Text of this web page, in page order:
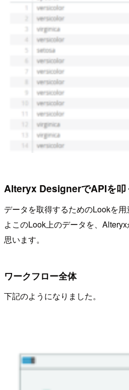
Alteryx DesignerでAPIを叩
データを取得するためのLookを
よこのLook上のデータを、
思います。
ワークフロー全体
下記のようになりました。